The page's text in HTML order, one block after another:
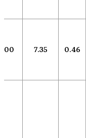
0.46
7.35